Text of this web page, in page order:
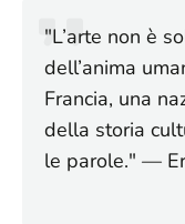
"L’arte non è
dell’anima
Francia, una
della storia
le parole." —